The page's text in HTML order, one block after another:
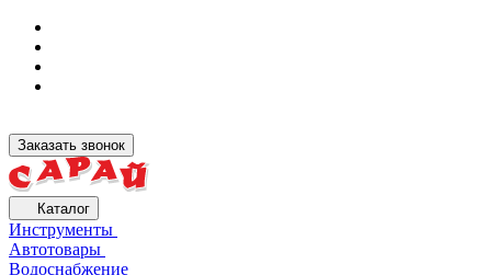
Заказать звонок
Каталог
Инструменты
Автотовары
Водоснабжение